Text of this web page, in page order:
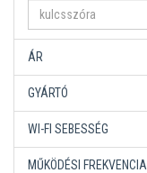
ÁR
GYÁRTÓ
WI-FI SEBESSÉG
MŰKÖDÉSI FREKVENCIA